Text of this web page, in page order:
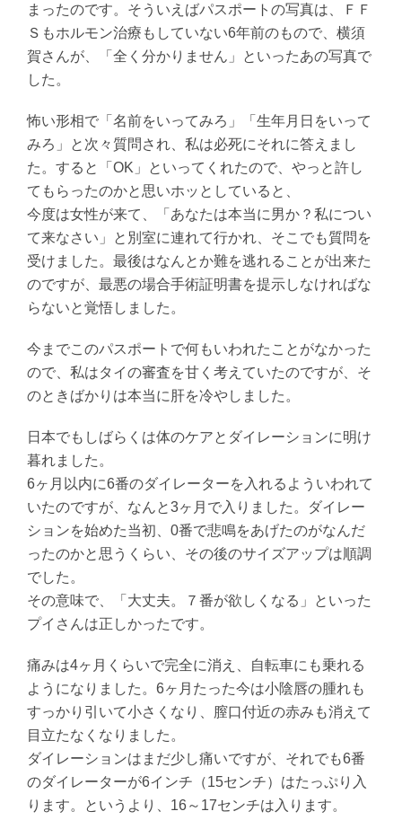
まったのです。そういえばパスポートの写真は、ＦＦ
Ｓもホルモン治療もしていない6年前のもので、横須
賀さんが、「全く分かりません」といったあの写真で
した。
怖い形相で「名前をいってみろ」「生年月日をいって
みろ」と次々質問され、私は必死にそれに答えまし
た。すると「OK」といってくれたので、やっと許し
てもらったのかと思いホッとしていると、
今度は女性が来て、「あなたは本当に男か？私につい
て来なさい」と別室に連れて行かれ、そこでも質問を
受けました。最後はなんとか難を逃れることが出来た
のですが、最悪の場合手術証明書を提示しなければな
らないと覚悟しました。
今までこのパスポートで何もいわれたことがなかった
ので、私はタイの審査を甘く考えていたのですが、そ
のときばかりは本当に肝を冷やしました。
日本でもしばらくは体のケアとダイレーションに明け
暮れました。
6ヶ月以内に6番のダイレーターを入れるよういわれて
いたのですが、なんと3ヶ月で入りました。ダイレー
ションを始めた当初、0番で悲鳴をあげたのがなんだ
ったのかと思うくらい、その後のサイズアップは順調
でした。
その意味で、「大丈夫。７番が欲しくなる」といった
プイさんは正しかったです。
痛みは4ヶ月くらいで完全に消え、自転車にも乗れる
ようになりました。6ヶ月たった今は小陰唇の腫れも
すっかり引いて小さくなり、膣口付近の赤みも消えて
目立たなくなりました。
ダイレーションはまだ少し痛いですが、それでも6番
のダイレーターが6インチ（15センチ）はたっぷり入
ります。というより、16～17センチは入ります。